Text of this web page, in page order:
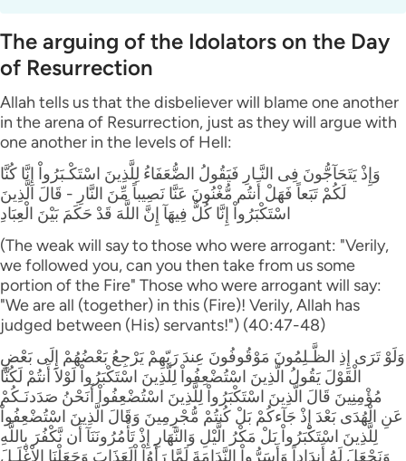
The arguing of the Idolators on the Day
of Resurrection
Allah tells us that the disbeliever will blame one another
in the arena of Resurrection, just as they will argue with
one another in the levels of Hell:
وَإِذْ يَتَحَآجُّونَ فِى النَّـارِ فَيَقُولُ الضُّعَفَاءُ لِلَّذِينَ اسْتَكْـبَرُواْ إِنَّا كُنَّا
لَكُمْ تَبَعاً فَهَلْ أَنتُم مُّغْنُونَ عَنَّا نَصِيباً مِّنَ النَّارِ - قَالَ الَّذِينَ
اسْتَكْبَرُواْ إِنَّا كُلٌّ فِيهَآ إِنَّ اللَّهَ قَدْ حَكَمَ بَيْنَ الْعِبَادِ
(The weak will say to those who were arrogant: "Verily,
we followed you, can you then take from us some
portion of the Fire" Those who were arrogant will say:
"We are all (together) in this (Fire)! Verily, Allah has
judged between (His) servants!") (40:47-48)
وَلَوْ تَرَى إِذِ الظَّـلِمُونَ مَوْقُوفُونَ عِندَ رَبّهِمْ يَرْجِعُ بَعْضُهُمْ إِلَى بَعْضٍ
الْقَوْلَ يَقُولُ الَّذِينَ اسْتُضْعِفُواْ لِلَّذِينَ اسْتَكْبَرُواْ لَوْلاَ أَنتُمْ لَكُنَّا
مُؤْمِنِينَ قَالَ الَّذِينَ اسْتَكْبَرُواْ لِلَّذِينَ اسْتُضْعِفُواْ أَنَحْنُ صَدَدنَـكُمْ
عَنِ الْهُدَى بَعْدَ إِذْ جَآءكُمْ بَلْ كُنتُمْ مُّجْرِمِينَ وَقَالَ الَّذِينَ اسْتُضْعِفُواْ
لِلَّذِينَ اسْتَكْبَرُواْ بَلْ مَكْرُ الَّيْلِ وَالنَّهَارِ إِذْ تَأْمُرُونَنَآ أَن نَّكْفُرَ بِاللَّهِ
وَنَجْعَلَ لَهُ أَندَاداً وَأَسَرُّواْ النَّدَامَةَ لَمَّا رَأَوُاْ اْلَعَذَابَ وَجَعَلْنَا الاْغْلَـلَ